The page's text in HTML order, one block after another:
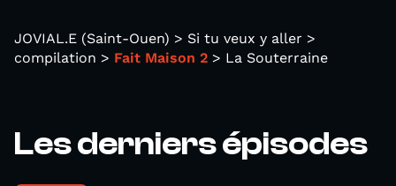
JOVIAL.E (Saint-Ouen) > Si tu veux y aller >
compilation > Fait Maison 2 > La Souterraine
Les derniers épisodes